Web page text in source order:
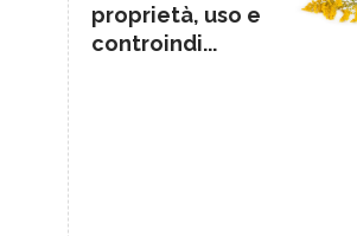
proprietà, uso e
controindi...